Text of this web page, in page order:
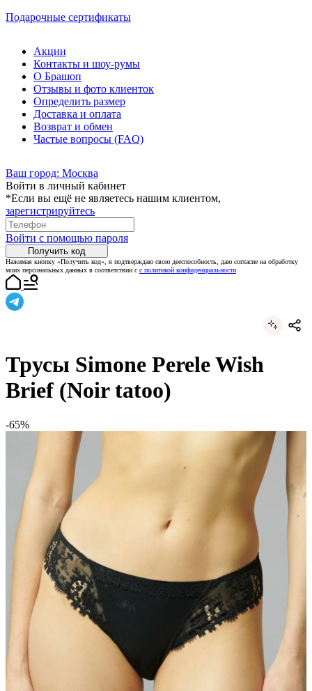
Подарочные сертификаты
Акции
Контакты и шоу-румы
О Брашоп
Отзывы и фото клиенток
Определить размер
Доставка и оплата
Возврат и обмен
Частые вопросы (FAQ)
Ваш город: Москва
Войти в личный кабинет
*Если вы ещё не являетесь нашим клиентом,
зарегистрируйтесь
Войти с помощью пароля
Получить код
Нажимая кнопку «Получить код», я подтверждаю свою дееспособность, даю согласие на обработку
моих персональных данных в соответствии с с политикой конфиденциальности
Трусы Simone Perele Wish
Brief (Noir tatoo)
-65%